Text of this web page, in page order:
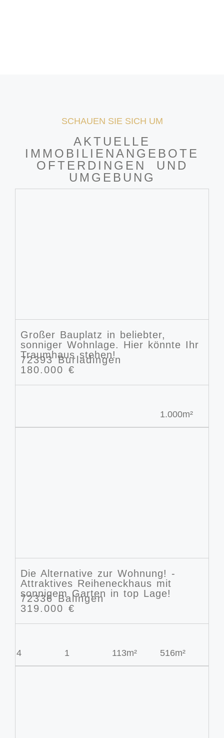
SCHAUEN SIE SICH UM
AKTUELLE
IMMOBILIENANGEBOTE
OFTERDINGEN UND
UMGEBUNG
Großer Bauplatz in beliebter,
sonniger Wohnlage. Hier könnte Ihr
Traumhaus stehen!
72393 Burladingen
180.000 €
1.000m²
Die Alternative zur Wohnung! -
Attraktives Reiheneckhaus mit
sonnigem Garten in top Lage!
72336 Balingen
319.000 €
4 1 113m² 516m²